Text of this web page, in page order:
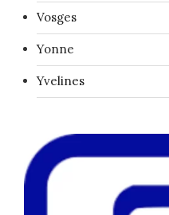
Vosges
Yonne
Yvelines